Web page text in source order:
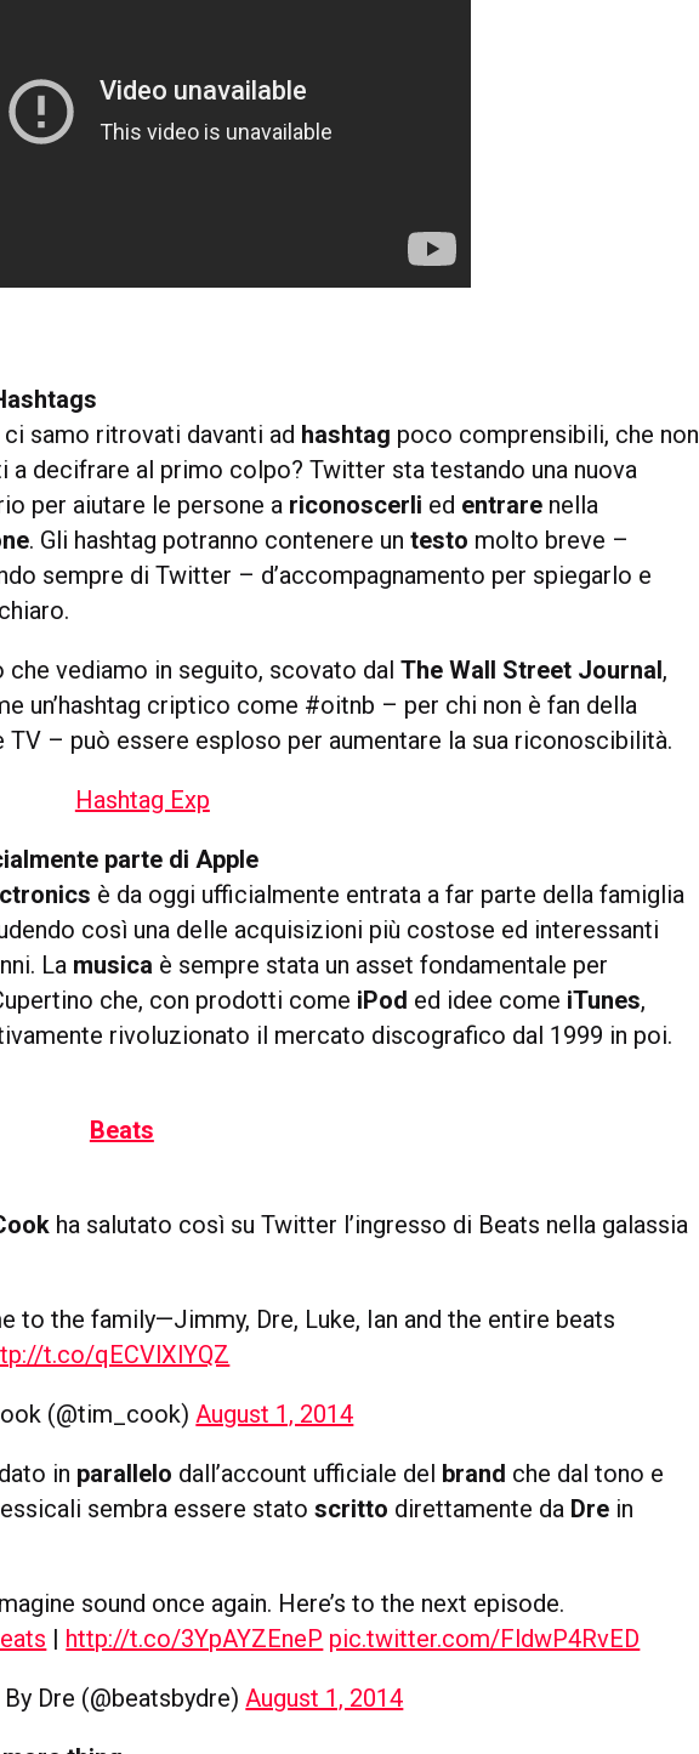
samo ritrovati davanti ad hashtag poco comprensibili, che non
a decifrare al primo colpo? Twitter sta testando una nuova
per aiutare le persone a riconoscerli ed entrare nella
. Gli hashtag potranno contenere untesto molto breve –
sempre di Twitter – d’accompagnamento per spiegarlo e
che vediamo in seguito, scovato dalThe Wall Street Journal,
un’hashtag criptico come #oitnb – per chi non è fan della
TV – può essere esploso per aumentare la sua riconoscibilità.
parte di Apple
è da oggi ufficialmente entrata a far parte della famiglia
così una delle acquisizioni più costose ed interessanti
La musica è sempre stata un asset fondamentale per
che, con prodotti come iPod ed idee come iTunes,
rivoluzionato il mercato discografico dal 1999 in poi.
ha salutato così su Twitter l’ingresso di Beats nella galassia
to the family—Jimmy, Dre, Luke, Ian and the entire beats
t.co/qECVlXlYQZ
(@tim_cook)August 1, 2014
in parallelo dall’account ufficiale del brand che dal tono e
sembra essere statoscritto direttamente da Dre in
sound once again. Here’s to the next episode.
| http://t.co/3YpAYZEneP pic.twitter.com/FldwP4RvED
Dre (@beatsbydre)August 1, 2014